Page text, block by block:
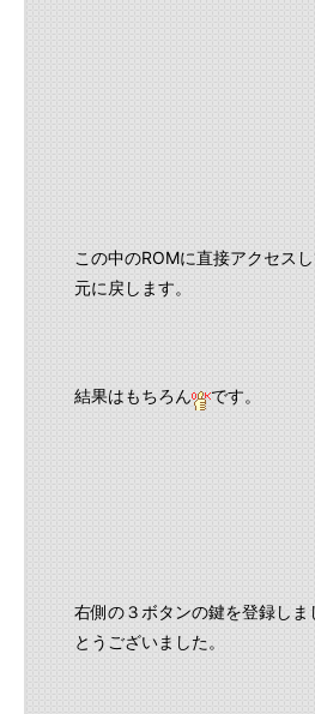
この中のROMに直接アクセス
元に戻します。
結果はもちろん です。
右側の３ボタンの鍵を登録しま
とうございました。